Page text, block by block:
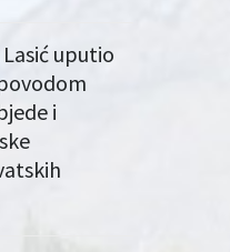
uputio
i